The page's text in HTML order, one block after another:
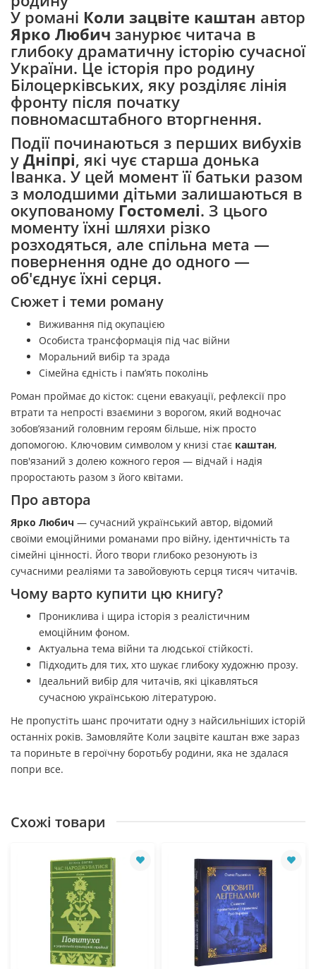
У романі Коли зацвіте каштан автор
Ярко Любич занурює читача в
глибоку драматичну історію сучасної
України. Це історія про родину
Білоцерківських, яку розділяє лінія
фронту після початку
повномасштабного вторгнення.
Події починаються з перших вибухів
уДніпрі, які чує старша донька
Іванка. У цей момент її батьки разом
з молодшими дітьми залишаються в
окупованому Гостомелі. З цього
моменту їхні шляхи різко
розходяться, але спільна мета —
повернення одне до одного —
об'єднує їхні серця.
Сюжет і теми роману
Виживання під окупацією
Особиста трансформація під час війни
Моральний вибір та зрада
Сімейна єдність і пам’ять поколінь
Роман проймає до кісток: сцени евакуації, рефлексії про
втрати та непрості взаємини з ворогом, який водночас
зобов’язаний головним героям більше, ніж просто
допомогою. Ключовим символом у книзі стає каштан,
пов'язаний з долею кожного героя — відчай і надія
проростають разом з його квітами.
Про автора
Ярко Любич — сучасний український автор, відомий
своїми емоційними романами про війну, ідентичність та
сімейні цінності. Його твори глибоко резонують із
сучасними реаліями та завойовують серця тисяч читачів.
Чому варто купити цю книгу?
Прониклива і щира історія з реалістичним
емоційним фоном.
Актуальна тема війни та людської стійкості.
Підходить для тих, хто шукає глибоку художню прозу.
Ідеальний вибір для читачів, які цікавляться
сучасною українською літературою.
Не пропустіть шанс прочитати одну з найсильніших історій
останніх років. Замовляйте Коли зацвіте каштан вже зараз
та пориньте в героїчну боротьбу родини, яка не здалася
попри все.
Схожі товари